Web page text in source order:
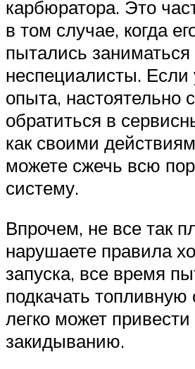
карбюратора. Это
в том случае, когда
пытались заниматься
неспециалисты. Если
опыта, настоятельно
обратиться в
как своими
можете сжечь всю
систему.
Впрочем, не все так
нарушаете правила
запуска, все время
подкачать топливную
легко может привести
закидыванию.